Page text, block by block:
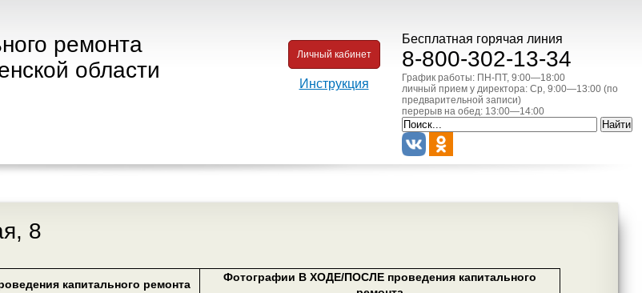
ремонта
области
Бесплатная горячая линия
8-800-302-13-34
График работы: ПН-ПТ, 9:00—18:00
личный прием у директора: Ср, 9:00—13:00 (по
предварительной записи)
перерыв на обед: 13:00—14:00
Личный кабинет
Инструкция
8
капитального ремонта
Фотографии В ХОДЕ/ПОСЛЕ проведения капитального